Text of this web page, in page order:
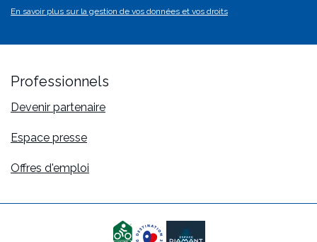
En savoir plus sur la gestion de vos données et vos droits
Professionnels
Devenir partenaire
Espace presse
Offres d'emploi